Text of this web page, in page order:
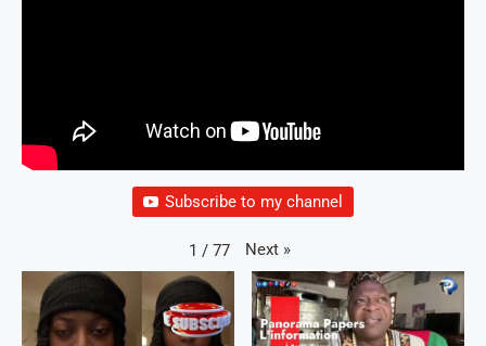
Subscribe to my channel
1 / 77 Next »